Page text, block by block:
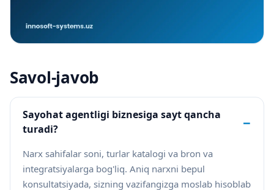
Savol-javob
Sayohat agentligi biznesiga sayt qancha
turadi?
−
Narx sahifalar soni, turlar katalogi va bron va
integratsiyalarga bog'liq. Aniq narxni bepul
konsultatsiyada, sizning vazifangizga moslab hisoblab